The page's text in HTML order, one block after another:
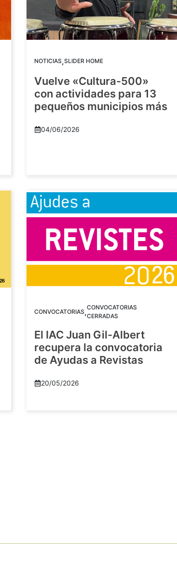
NOTICIAS,SLIDER HOME
Vuelve «Cultura-500»
con actividades para 13
pequeños municipios más
04/06/2026
CONVOCATORIAS,CONVOCATORIAS
CERRADAS
El IAC Juan Gil-Albert
recupera la convocatoria
de Ayudas a Revistas
20/05/2026